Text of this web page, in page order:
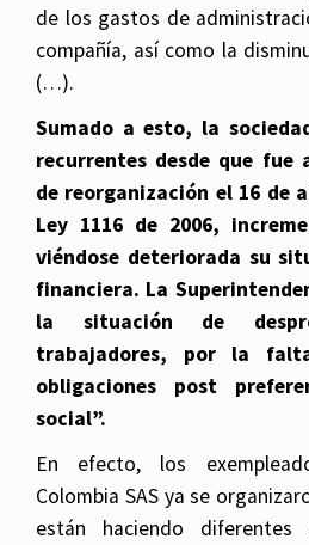
de los gastos de
compañía, así como la
(…).
Sumado a esto, la
recurrentes desde que fue
de reorganización el 16 de
Ley 1116 de 2006,
viéndose deteriorada su
financiera. La
la situación de
trabajadores, por la
obligaciones post
social”.
En efecto, los
Colombia SAS ya se
están haciendo diferentes